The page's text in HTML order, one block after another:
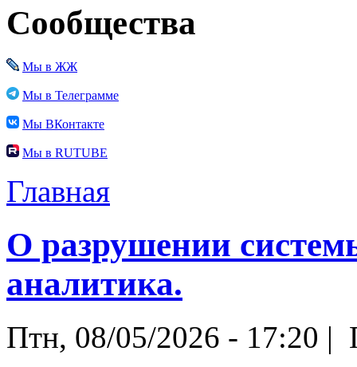
Сообщества
Мы в ЖЖ
Мы в Телеграмме
Мы ВКонтакте
Мы в RUTUBE
Главная
О разрушении
аналитика.
Птн, 08/05/2026 - 17:20 |